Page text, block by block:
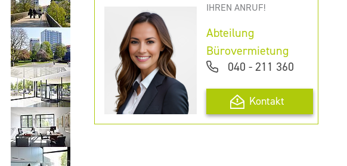
IHREN ANRUF!
Abteilung
Bürovermietung
040 - 211 360
Kontakt